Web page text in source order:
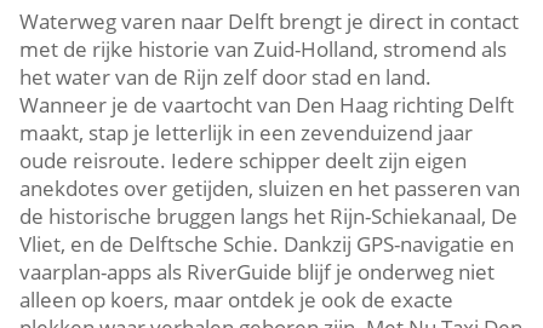
Waterweg varen naar Delft brengt je direct in contact
met de rijke historie van Zuid-Holland, stromend als
het water van de Rijn zelf door stad en land.​
Wanneer je de vaartocht van Den Haag richting Delft
maakt, stap je letterlijk in een zevenduizend jaar
oude reisroute.​ Iedere schipper deelt zijn eigen
anekdotes over getijden, sluizen en het passeren van
de historische bruggen langs het Rijn-Schiekanaal, De
Vliet, en de Delftsche Schie.​ Dankzij GPS-navigatie en
vaarplan-apps als RiverGuide blijf je onderweg niet
alleen op koers, maar ontdek je ook de exacte